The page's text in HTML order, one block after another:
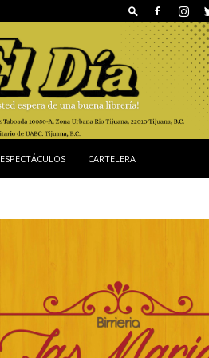
ESPECTÁCULOS CARTELERA